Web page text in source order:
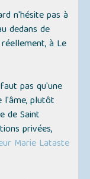
n'hésite pas à
dedans de
à Le
pas qu'une
l'âme, plutôt
de Saint
privées,
Marie Lataste